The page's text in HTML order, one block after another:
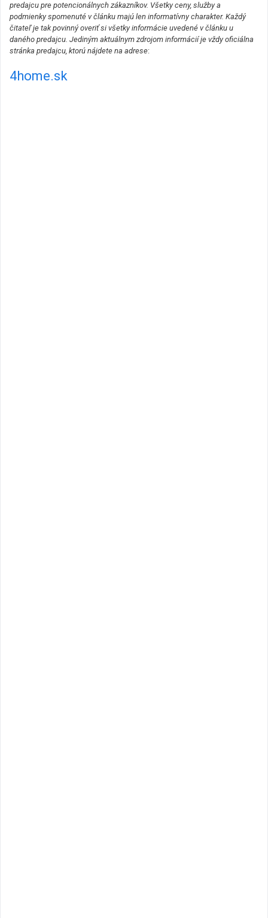
predajcu pre potencionálnych zákazníkov. Všetky ceny, služby a
podmienky spomenuté v článku majú len informatívny charakter. Každý
čitateľ je tak povinný overiť si všetky informácie uvedené v článku u
daného predajcu. Jediným aktuálnym zdrojom informácií je vždy oficiálna
stránka predajcu, ktorú nájdete na adrese:
4home.sk